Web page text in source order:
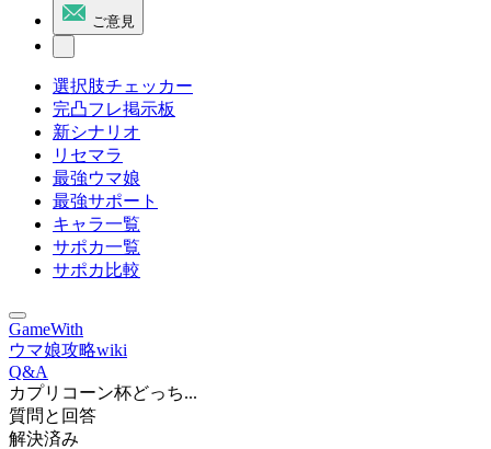
ご意見
選択肢チェッカー
完凸フレ掲示板
新シナリオ
リセマラ
最強ウマ娘
最強サポート
キャラ一覧
サポカ一覧
サポカ比較
GameWith
ウマ娘攻略wiki
Q&A
カプリコーン杯どっち...
質問と回答
解決済み